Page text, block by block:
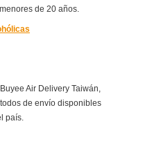
de 20 años.
Air Delivery Taiwán,
de envío disponibles
país.